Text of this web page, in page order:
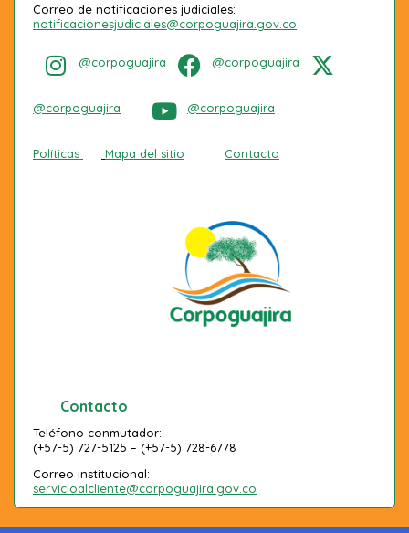
Correo de notificaciones judiciales:
notificacionesjudiciales@corpoguajira.gov.co
@corpoguajira @corpoguajira
@corpoguajira @corpoguajira
Políticas Mapa del sitio Contacto
Contacto
Teléfono conmutador:
(+57-5) 727-5125 – (+57-5) 728-6778
Correo institucional:
servicioalcliente@corpoguajira.gov.co